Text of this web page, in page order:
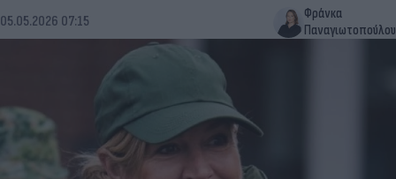
05.05.2026 07:15
Φράνκα
Παναγιωτοπούλου